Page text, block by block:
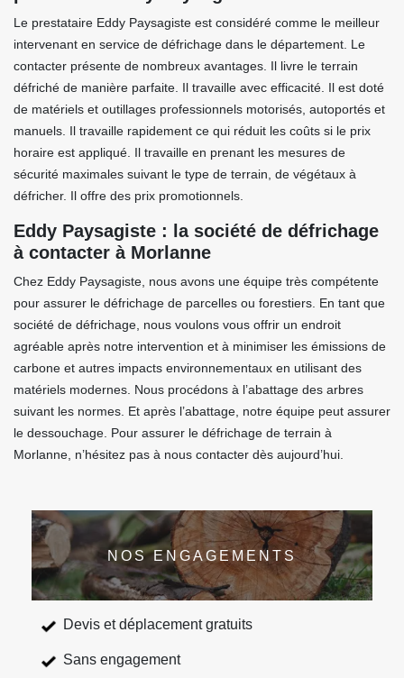
Le prestataire Eddy Paysagiste est considéré comme le meilleur
intervenant en service de défrichage dans le département. Le
contacter présente de nombreux avantages. Il livre le terrain
défriché de manière parfaite. Il travaille avec efficacité. Il est doté
de matériels et outillages professionnels motorisés, autoportés et
manuels. Il travaille rapidement ce qui réduit les coûts si le prix
horaire est appliqué. Il travaille en prenant les mesures de
sécurité maximales suivant le type de terrain, de végétaux à
défricher. Il offre des prix promotionnels.
Eddy Paysagiste : la société de défrichage
à contacter à Morlanne
Chez Eddy Paysagiste, nous avons une équipe très compétente
pour assurer le défrichage de parcelles ou forestiers. En tant que
société de défrichage, nous voulons vous offrir un endroit
agréable après notre intervention et à minimiser les émissions de
carbone et autres impacts environnementaux en utilisant des
matériels modernes. Nous procédons à l’abattage des arbres
suivant les normes. Et après l’abattage, notre équipe peut assurer
le dessouchage. Pour assurer le défrichage de terrain à
Morlanne, n’hésitez pas à nous contacter dès aujourd’hui.
NOS ENGAGEMENTS
Devis et déplacement gratuits
Sans engagement